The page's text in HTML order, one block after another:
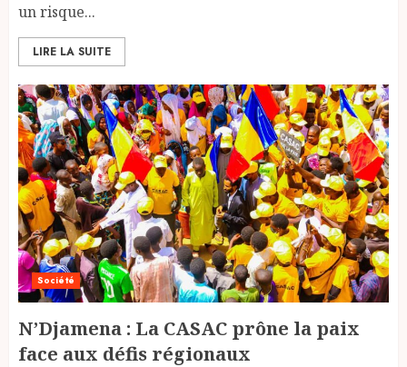
un risque...
LIRE LA SUITE
Société
N’Djamena : La CASAC prône la paix
face aux défis régionaux